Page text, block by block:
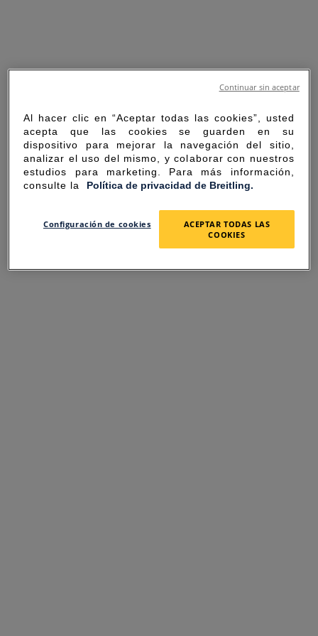
SORRY FOR THE
INCONVENIENCE
Al hacer clic en “Aceptar todas las cookies”, usted
acepta que las cookies se guarden en su
dispositivo para mejorar la navegación del sitio,
analizar el uso del mismo, y colaborar con nuestros
estudios para marketing. Para más información,
consulte la Política de privacidad de Breitling.
Configuración de cookies
ACEPTAR TODAS LAS
COOKIES
Continuar sin aceptar